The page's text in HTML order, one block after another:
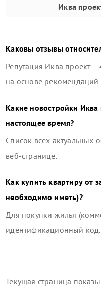
Иква
Каковы отзывы
Репутация Иква проект–
на основе
Какие новостройки Иква
настоящее время?
Список всех актуальных
веб-странице.
Как купить квартиру от
необходимо иметь)?
Для покупки жилья
идентификационный код.
Текущая страница